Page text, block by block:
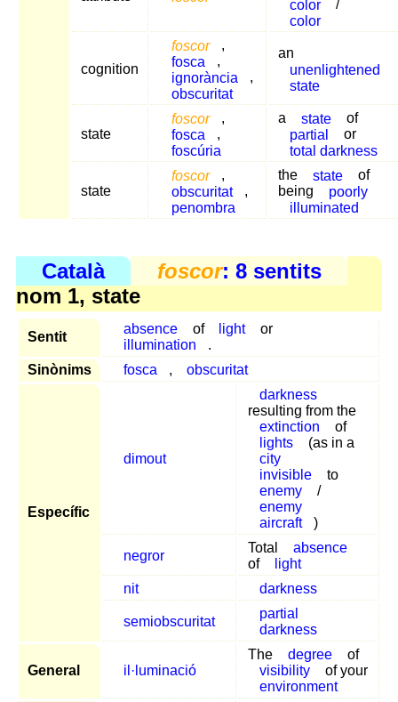
color
/
color
cognition
foscor
,
fosca
,
ignorància
,
obscuritat
an
unenlightened
state
state
foscor
,
fosca
,
foscúria
a state
of
partial
or
total darkness
state
foscor
,
obscuritat
,
penombra
the state
of
being
poorly
illuminated
Català foscor: 8 sentits
nom 1, state
Sentit
absence of light
or
illumination
.
Sinònims
fosca , obscuritat
Específic
dimout
darkness
resulting from the
extinction
of
lights
(as in a
city
invisible
to
enemy
/
enemy
aircraft
)
negror
Total
absence
of
light
nit
darkness
semiobscuritat
partial
darkness
General il·luminació
The degree
of
visibility
of your
environment